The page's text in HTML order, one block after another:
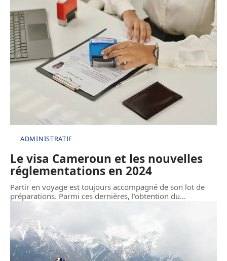
ADMINISTRATIF
Le visa Cameroun et les nouvelles
réglementations en 2024
Partir en voyage est toujours accompagné de son lot de
préparations. Parmi ces dernières, l'obtention du…